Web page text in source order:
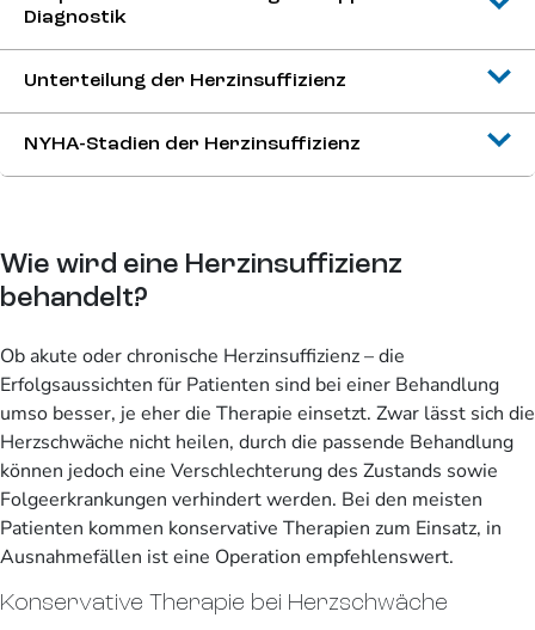
Diagnostik
Unterteilung der Herzinsuffizienz
NYHA-Stadien der Herzinsuffizienz
Wie wird eine Herzinsuffizienz
behandelt?
Ob akute oder chronische Herzinsuffizienz – die
Erfolgsaussichten für Patienten sind bei einer Behandlung
umso besser, je eher die Therapie einsetzt. Zwar lässt sich die
Herzschwäche nicht heilen, durch die passende Behandlung
können jedoch eine Verschlechterung des Zustands sowie
Folgeerkrankungen verhindert werden. Bei den meisten
Patienten kommen konservative Therapien zum Einsatz, in
Ausnahmefällen ist eine Operation empfehlenswert.
Konservative Therapie bei Herzschwäche